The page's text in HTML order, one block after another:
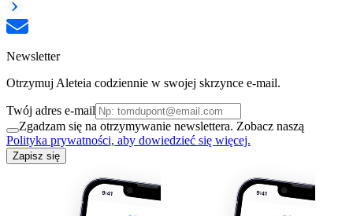
Newsletter
Otrzymuj Aleteia codziennie w swojej skrzynce e-mail.
Twój adres e-mail
Zgadzam się na otrzymywanie newslettera. Zobacz naszą
Polityka prywatności, aby dowiedzieć się więcej.
Zapisz się